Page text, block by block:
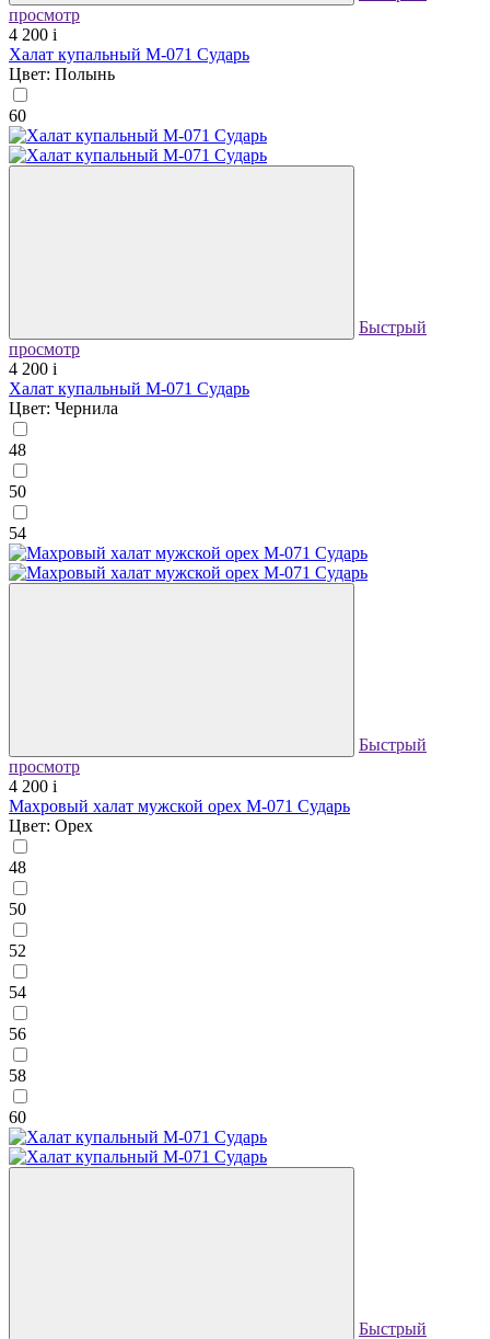
просмотр
4 200 i
Халат купальный М-071 Сударь
Цвет: Полынь
60
Быстрый
просмотр
4 200 i
Халат купальный М-071 Сударь
Цвет: Чернила
48
50
54
Быстрый
просмотр
4 200 i
Махровый халат мужской орех М-071 Сударь
Цвет: Орех
48
50
52
54
56
58
60
Быстрый